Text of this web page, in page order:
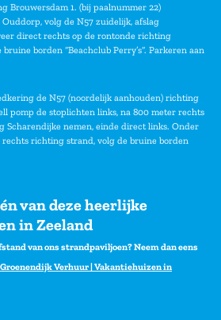
Brouwersdam 1. (bij paalnummer 22)
volg de N57 zuidelijk, afslag
direct rechts op de rontonde richting
borden “Beachclub Perry’s”. Parkeren aan
de N57 (noordelijk aanhouden) richting
pomp de stoplichten links, na 800 meter rechts
Scharendijke nemen, einde direct links. Onder
richting strand, volg de bruine borden
van deze heerlijke
in Zeeland
van ons strandpaviljoen? Neem dan eens
Groenendijk Verhuur | Vakantiehuizen in